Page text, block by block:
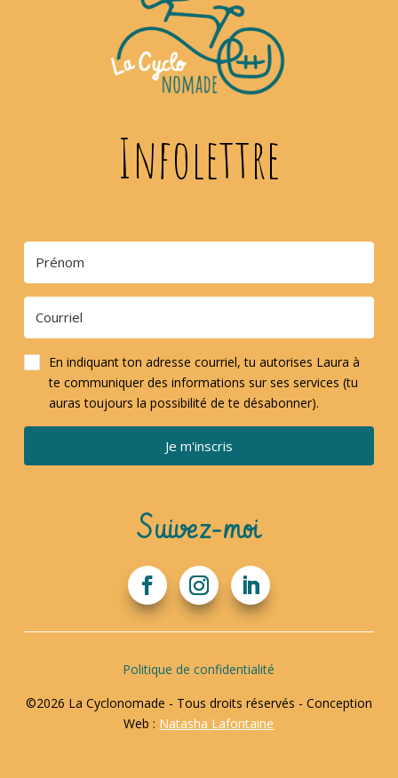
Infolettre
En indiquant ton adresse courriel, tu autorises Laura à
te communiquer des informations sur ses services (tu
auras toujours la possibilité de te désabonner).
Je m'inscris
Suivez-moi
Politique de confidentialité
©2026 La Cyclonomade - Tous droits réservés - Conception
Web : Natasha Lafontaine